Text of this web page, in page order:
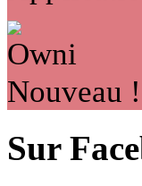
Nouveau !
Sur